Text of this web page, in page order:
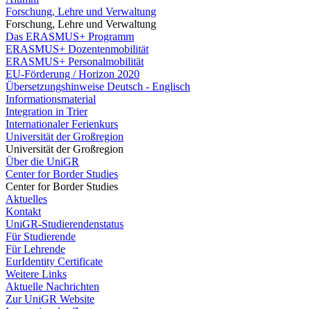
Forschung, Lehre und Verwaltung
Forschung, Lehre und Verwaltung
Das ERASMUS+ Programm
ERASMUS+ Dozentenmobilität
ERASMUS+ Personalmobilität
EU-Förderung / Horizon 2020
Übersetzungshinweise Deutsch - Englisch
Informationsmaterial
Integration in Trier
Internationaler Ferienkurs
Universität der Großregion
Universität der Großregion
Über die UniGR
Center for Border Studies
Center for Border Studies
Aktuelles
Kontakt
UniGR-Studierendenstatus
Für Studierende
Für Lehrende
EurIdentity Certificate
Weitere Links
Aktuelle Nachrichten
Zur UniGR Website